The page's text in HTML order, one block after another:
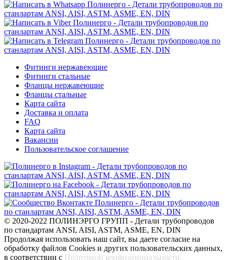
Фитинги нержавеющие
Фитинги стальные
Фланцы нержавеющие
Фланцы стальные
Карта сайта
Доставка и оплата
FAQ
Карта сайта
Вакансии
Пользовательское соглашение
© 2020-2022 ПОЛИНЭРГО ГРУПП - Детали трубопроводов
по стандартам ANSI, AISI, ASTM, ASME, EN, DIN
Продолжая использовать наш сайт, вы даете согласие на
обработку файлов Cookies и других пользовательских данных,
в соответствии с Политикой конфиденциальности.